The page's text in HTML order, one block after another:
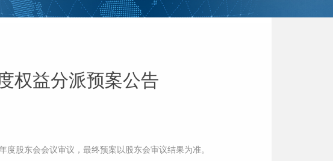
权益分派预案公告
股东会会议审议，最终预案以股东会审议结果为准。